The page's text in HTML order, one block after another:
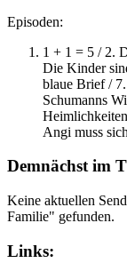
Episoden:
1 + 1 = 5 / 2.
Die Kinder
blaue Brief /
Schumanns
Angi muss
Demnächst im
Keine aktuellen
Familie" gefunden.
Links: